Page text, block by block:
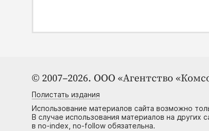
© 2007–2026. ООО «Агентство
Полистать издания
Использование материалов сайта возможно
В случае использования материалов на других
в no-index, no-follow обязательна.